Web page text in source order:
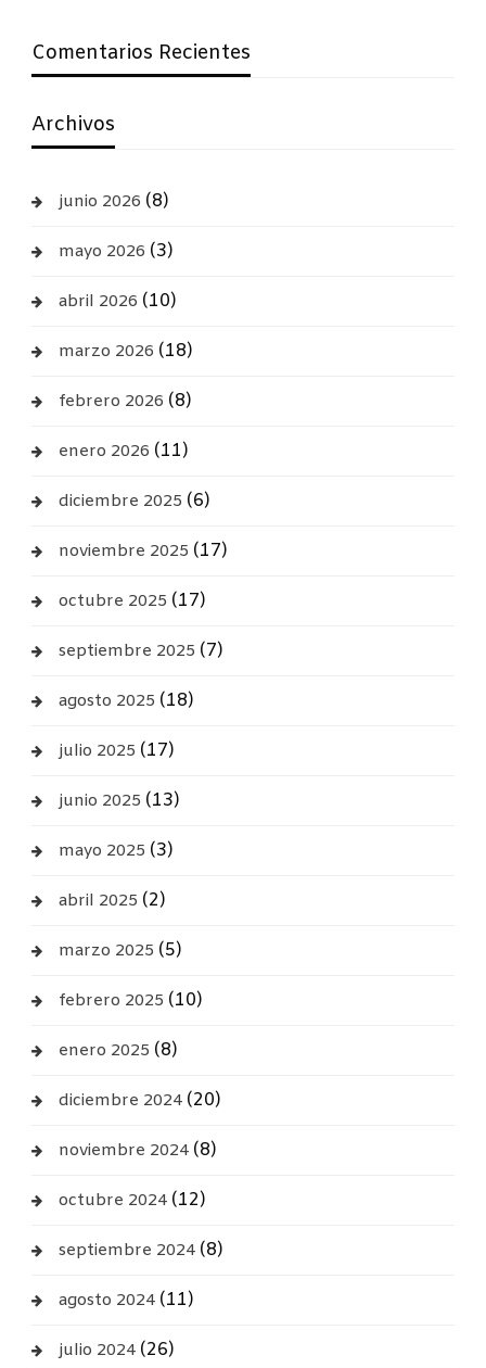
Comentarios Recientes
Archivos
junio 2026 (8)
mayo 2026 (3)
abril 2026 (10)
marzo 2026 (18)
febrero 2026 (8)
enero 2026 (11)
diciembre 2025 (6)
noviembre 2025 (17)
octubre 2025 (17)
septiembre 2025 (7)
agosto 2025 (18)
julio 2025 (17)
junio 2025 (13)
mayo 2025 (3)
abril 2025 (2)
marzo 2025 (5)
febrero 2025 (10)
enero 2025 (8)
diciembre 2024(20)
noviembre 2024(8)
octubre 2024(12)
septiembre 2024(8)
agosto 2024(11)
julio 2024(26)